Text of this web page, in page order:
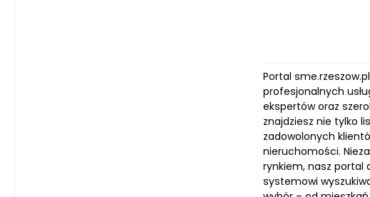
Portal
profesjonalnych
ekspertów oraz
znajdziesz nie tylko
zadowolonych
nieruchomości.
rynkiem, nasz portal
systemowi